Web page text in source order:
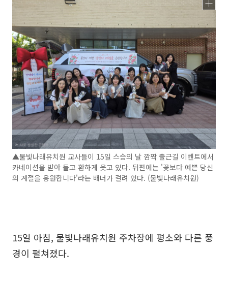
▲물빛나래유치원 교사들이 15일 스승의 날 깜짝 출근길 이벤트에서
카네이션을 받아 들고 환하게 웃고 있다. 뒤편에는 '꽃보다 예쁜 당신
의 계절을 응원합니다'라는 배너가 걸려 있다. (물빛나래유치원)
15일 아침, 물빛나래유치원 주차장에 평소와 다른 풍
경이 펼쳐졌다.